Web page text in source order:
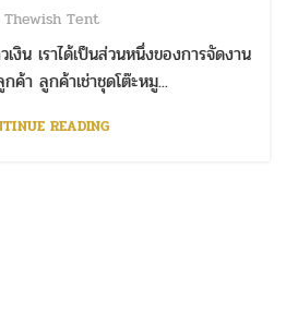
Thewish Tent
เงิน เราได้เป็นส่วนหนึ่งของการจัดงาน
ค้า ลูกค้าเช่าชุดโต๊ะหมู...
READING